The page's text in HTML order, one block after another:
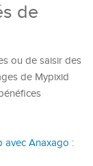
de
ou de saisir des
de Mypixid
avec Anaxago :